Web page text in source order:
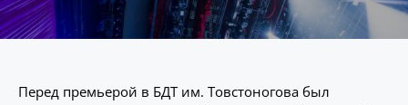
Перед премьерой в БДТ им. Товстоногова был